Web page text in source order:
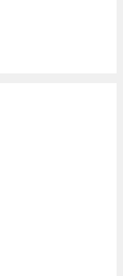
en vivo?